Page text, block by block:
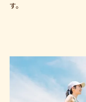
す。